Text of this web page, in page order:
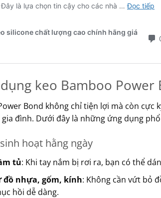
keo Bamboo
Bond không chỉ tiện lợi mà còn
đình. Dưới đây là những ứng dụng
hoạt hằng ngày
tủ: Khi tay nắm bị rơi ra, bạn có thể
nhựa, gốm, kính: Không cần vứt bỏ
hồi dễ dàng.